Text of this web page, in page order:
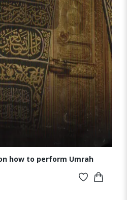
how to perform Umrah